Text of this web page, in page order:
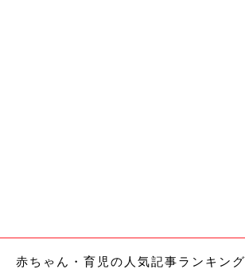
赤ちゃん・育児の人気記事ランキング